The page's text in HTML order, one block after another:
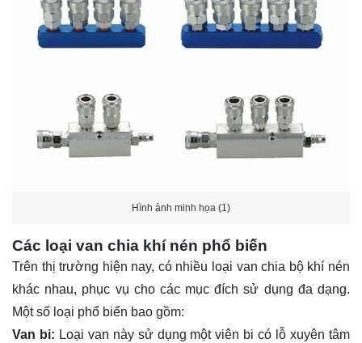
Hình ảnh minh họa (1)
Các loại van chia khí nén phổ biến
Trên thị trường hiện nay, có nhiều loại van chia bộ khí nén
khác nhau, phục vụ cho các mục đích sử dụng đa dạng.
Một số loại phổ biến bao gồm:
Van bi: Loại van này sử dụng một viên bi có lỗ xuyên tâm